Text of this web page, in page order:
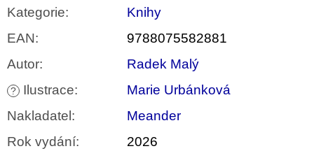
Kategorie:
Knihy
EAN:
9788075582881
Autor: Radek Malý
? Ilustrace:
Marie Urbánková
Nakladatel :
Meander
Rok vydání:
2026